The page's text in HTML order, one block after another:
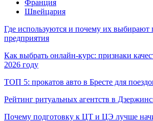
Франция
Швейцария
Где используются и почему их выбирают
предприятия
Как выбрать онлайн-курс: признаки
2026 году
ТОП 5: прокатов авто в Бресте для
Рейтинг ритуальных агентств в
Почему подготовку к ЦТ и ЦЭ лучше